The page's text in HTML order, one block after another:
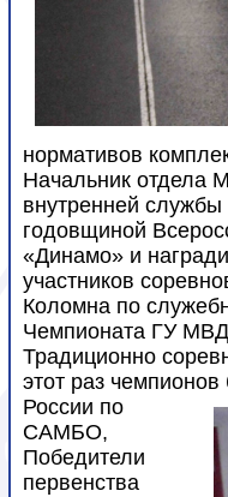
нормативов
Начальник отдела
внутренней
годовщиной
«Динамо» и
участников
Коломна по
Чемпионата ГУ
Традиционно
этот раз
России по
САМБО,
Победители
первенства